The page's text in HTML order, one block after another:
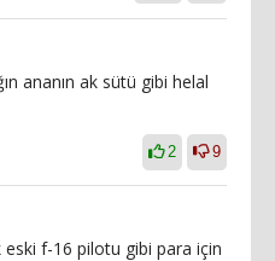
ananın ak sütü gibi helal
2 9
f-16 pilotu gibi para için